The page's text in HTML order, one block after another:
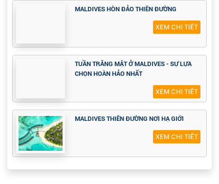
MALDIVES HÒN ĐẢO THIÊN ĐƯỜNG
XEM CHI TIẾT
TUẦN TRĂNG MẬT Ở MALDIVES - SỰ LỰA
CHỌN HOÀN HẢO NHẤT
XEM CHI TIẾT
MALDIVES THIÊN ĐƯỜNG NƠI HẠ GIỚI
XEM CHI TIẾT